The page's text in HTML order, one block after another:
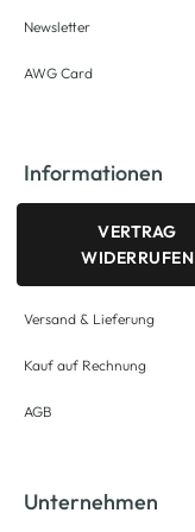
Newsletter
AWG Card
Informationen
VERTRAG
WIDERRUFEN
Versand & Lieferung
Kauf auf Rechnung
AGB
Unternehmen